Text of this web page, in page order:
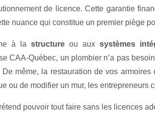
de licence. Cette garantie
nuance qui constitue un premier piège
à la structureou auxsystèmes
CAA-Québec, un plombier n’a pas
même, la restauration de vos
ou de modifier un mur, les
pouvoir tout faire sans les licences